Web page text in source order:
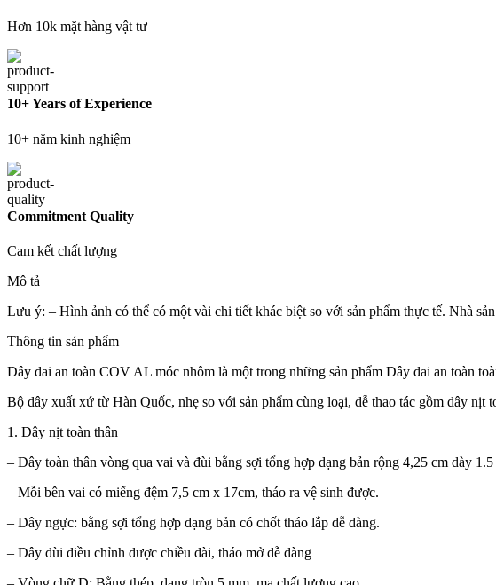
Hơn 10k mặt hàng vật tư
10+ Years of Experience
10+ năm kinh nghiệm
Commitment Quality
Cam kết chất lượng
Mô tả
Lưu ý: – Hình ảnh có thể có một vài chi tiết khác biệt so với sản phẩm thực tế. Nhà
Thông tin sản phẩm
Dây đai an toàn COV AL móc nhôm là một trong những sản phẩm Dây đai an toàn
Bộ dây xuất xứ từ Hàn Quốc, nhẹ so với sản phẩm cùng loại, dễ thao tác gồm dây nịt
1. Dây nịt toàn thân
– Dây toàn thân vòng qua vai và đùi bằng sợi tổng hợp dạng bản rộng 4,25 cm dày
– Mỗi bên vai có miếng đệm 7,5 cm x 17cm, tháo ra vệ sinh được.
– Dây ngực: bằng sợi tổng hợp dạng bản có chốt tháo lắp dễ dàng.
– Dây đùi điều chỉnh được chiều dài, tháo mở dễ dàng